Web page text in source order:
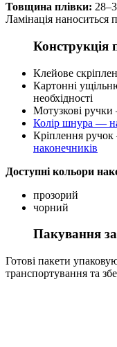
Товщина плівки:
Ламінація наноситься
Конструкція
Клейове
Картонні
необхідності
Мотузкові
Колір шнура —
Кріплення
наконечників
Доступні кольори
прозорий
чорний
Пакування
Готові пакети
транспортування та